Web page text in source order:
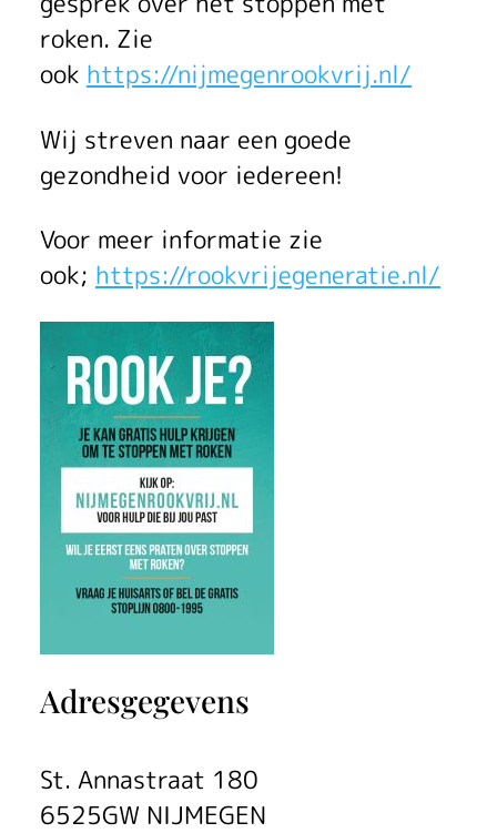
roken. Zie
ook https://nijmegenrookvrij.nl/
Wij streven naar een goede
gezondheid voor iedereen!
Voor meer informatie zie
ook; https://rookvrijegeneratie.nl/
Adresgegevens
St. Annastraat 180
6525GW NIJMEGEN